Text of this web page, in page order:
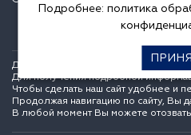
Пн.-Пт. 10.00-20.00,
Сб.-Вс. 10.00-18.00
Данный интернет сайт носит
Для получения подробной
Чтобы сделать наш сайт удобнее и
Продолжая навигацию по сайту, Вы
В любой момент Вы можете
Подробнее: политика